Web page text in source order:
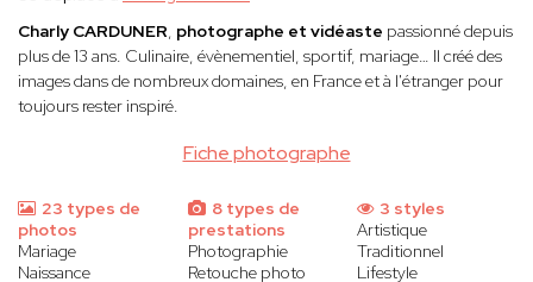
Fiche photographe
Charly CARDUNER, photographe et vidéaste passionné depuis
plus de 13 ans. Culinaire, évènementiel, sportif, mariage… Il créé des
images dans de nombreux domaines, en France et à l'étranger pour
toujours rester inspiré.
23 types de
photos
Mariage
Naissance
8 types de
prestations
Photographie
Retouche photo
3 styles
Artistique
Traditionnel
Lifestyle